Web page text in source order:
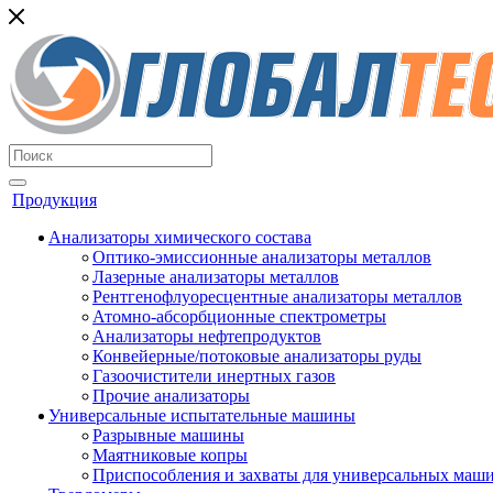
Продукция
Анализаторы химического состава
Оптико-эмиссионные анализаторы металлов
Лазерные анализаторы металлов
Рентгенофлуоресцентные анализаторы металлов
Атомно-абсорбционные спектрометры
Анализаторы нефтепродуктов
Конвейерные/потоковые анализаторы руды
Газоочистители инертных газов
Прочие анализаторы
Универсальные испытательные машины
Разрывные машины
Маятниковые копры
Приспособления и захваты для универсальных